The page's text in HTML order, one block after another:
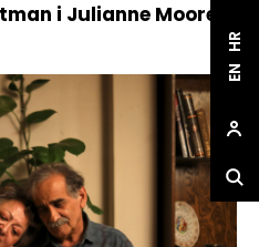
i Julianne Moore
HR
EN